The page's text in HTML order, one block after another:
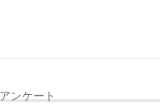
アンケート